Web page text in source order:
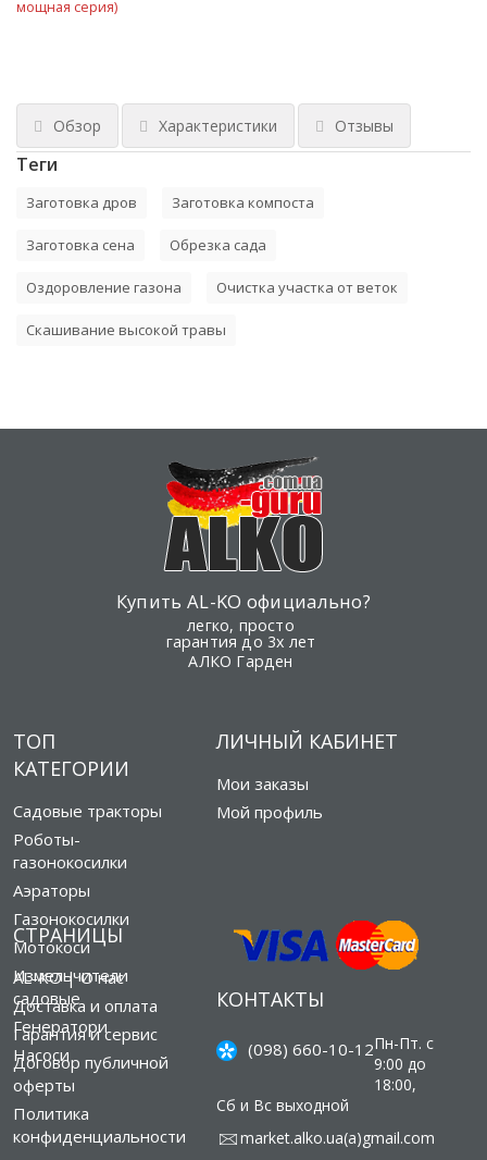
мощная серия)
Обзор Характеристики Отзывы
Теги
Заготовка дров Заготовка компоста
Заготовка сена Обрезка сада
Оздоровление газона Очистка участка от веток
Скашивание высокой травы
Купить AL-KO официально?
легко, просто
гарантия до 3х лет
АЛКО Гарден
ТОП
КАТЕГОРИИ
Садовые тракторы
Роботы-
газонокосилки
Аэраторы
Газонокосилки
Мотокоси
Измельчители
садовые
Генератори
Насоси
СТРАНИЦЫ
AL-KO | О нас
Доставка и оплата
Гарантия и сервис
Договор публичной
оферты
Политика
конфиденциальности
ЛИЧНЫЙ КАБИНЕТ
Мои заказы
Мой профиль
КОНТАКТЫ
(098) 660-10-12Пн-Пт. с
9:00 до
18:00,
Сб и Вс выходной
market.alko.ua(а)gmail.com